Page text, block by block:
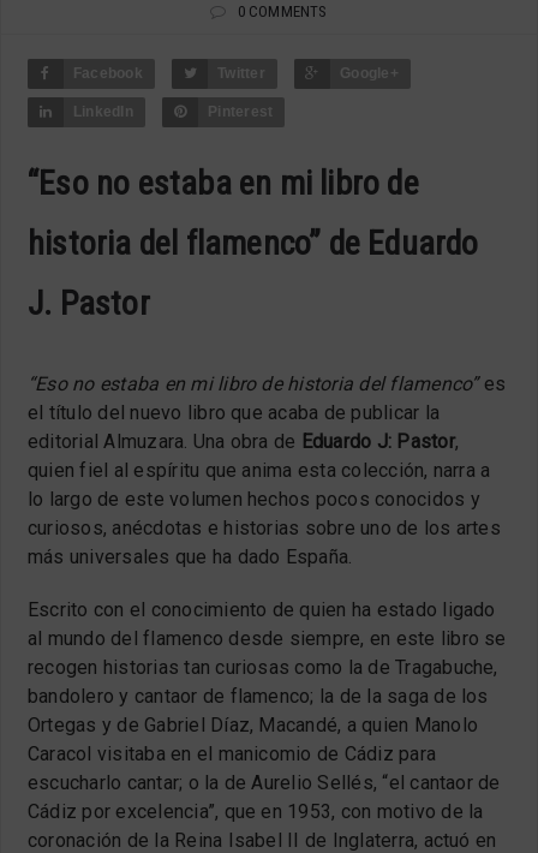
0 COMMENTS
Facebook Twitter Google+
LinkedIn Pinterest
“Eso no estaba en mi libro de
historia del flamenco” de Eduardo
J. Pastor
“Eso no estaba en mi libro de historia del flamenco”es
el título del nuevo libro que acaba de publicar la
editorial Almuzara. Una obra de Eduardo J: Pastor,
quien fiel al espíritu que anima esta colección, narra a
lo largo de este volumen hechos pocos conocidos y
curiosos, anécdotas e historias sobre uno de los artes
más universales que ha dado España.
Escrito con el conocimiento de quien ha estado ligado
al mundo del flamenco desde siempre, en este libro se
recogen historias tan curiosas como la de Tragabuche,
bandolero y cantaor de flamenco; la de la saga de los
Ortegas y de Gabriel Díaz, Macandé, a quien Manolo
Caracol visitaba en el manicomio de Cádiz para
escucharlo cantar; o la de Aurelio Sellés, “el cantaor de
Cádiz por excelencia”, que en 1953, con motivo de la
coronación de la Reina Isabel II de Inglaterra, actuó en